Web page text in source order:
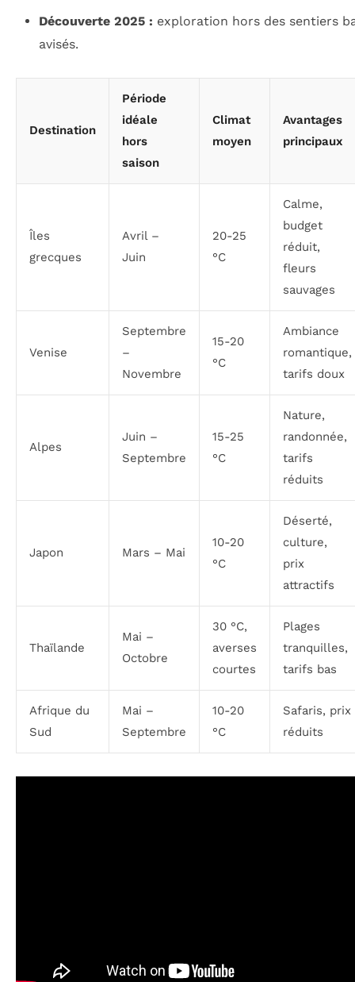
Découverte 2025 : exploration hors des sentiers
avisés.
Destination
Période
idéale
hors
saison
Climat
moyen
Avantages
principaux
Îles
grecques
Avril –
Juin
20-25
°C
Calme,
budget
réduit,
fleurs
sauvages
Venise
Septembre
–
Novembre
15-20
°C
Ambiance
romantique,
tarifs doux
Alpes
Juin –
Septembre
15-25
°C
Nature,
randonnée,
tarifs
réduits
Japon Mars – Mai
10-20
°C
Déserté,
culture,
prix
attractifs
Thaïlande
Mai –
Octobre
30 °C,
averses
courtes
Plages
tranquilles,
tarifs bas
Afrique du
Sud
Mai –
Septembre
10-20
°C
Safaris, prix
réduits